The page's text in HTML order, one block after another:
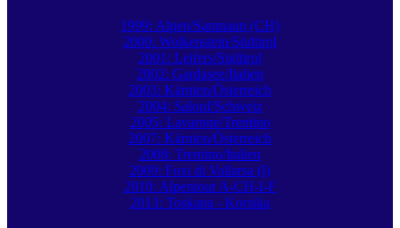
1999: Alpen/Samnaun (CH)
2000: Wolkenstein/Südtirol
2001: Leifers/Südtirol
2002: Gardasee/Italien
2003: Kärnten/Österreich
2004: Salouf/Schweiz
2005: Lavarone/Trentino
2007: Kärnten/Österreich
2008: Trentino/Italien
2009: Foxi di Vallarsa (I)
2010: Alpentour A-CH-I-F
2013: Toskana - Korsika